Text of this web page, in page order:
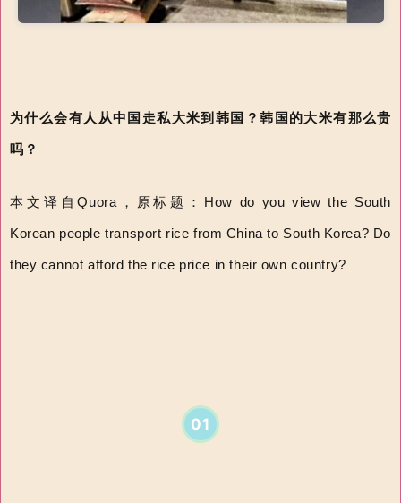
为什么会有人从中国走私大米到韩国？韩国的大米有那么贵
吗？
本文译自Quora，原标题：How do you view the South
Korean people transport rice from China to South Korea? Do
they cannot afford the rice price in their own country?
01